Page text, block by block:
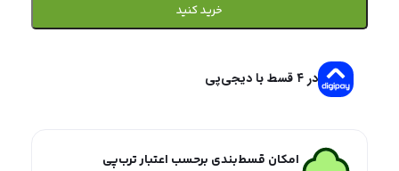
خرید کنید
در ۴ قسط با دیجی‌پی
امکان قسط‌بندی برحسب اعتبار ترب‌پی